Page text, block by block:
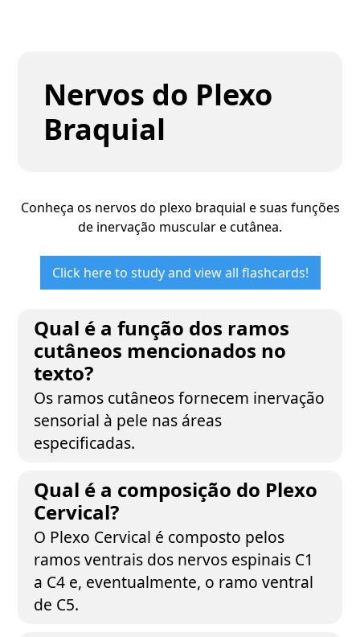
Nervos do Plexo
Braquial
Conheça os nervos do plexo braquial e suas funções
de inervação muscular e cutânea.
Click here to study and view all flashcards!
Qual é a função dos ramos
cutâneos mencionados no
texto?
Os ramos cutâneos fornecem inervação
sensorial à pele nas áreas
especificadas.
Qual é a composição do Plexo
Cervical?
O Plexo Cervical é composto pelos
ramos ventrais dos nervos espinais C1
a C4 e, eventualmente, o ramo ventral
de C5.